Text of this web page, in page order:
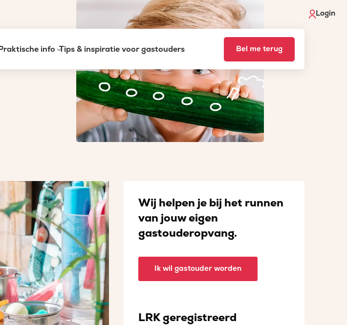
Login
info Tips & inspiratie voor gastouders Bel me terug
Wij helpen je bij het runnen
van jouw eigen
gastouderopvang.
Ik wil gastouder worden
LRK geregistreerd